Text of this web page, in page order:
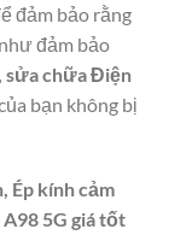
đảm bảo rằng
đảm bảo
sửa chữa Điện
bạn không bị
Ép kính cảm
5G giá tốt